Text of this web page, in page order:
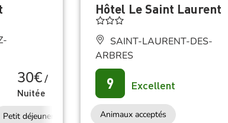
30€/
Nuitée
Petit déjeuner Accès Internet Wifi
Hôtel Le Saint Laurent
SAINT-LAURENT-DES-
ARBRES
9 Excellent
Animaux acceptés